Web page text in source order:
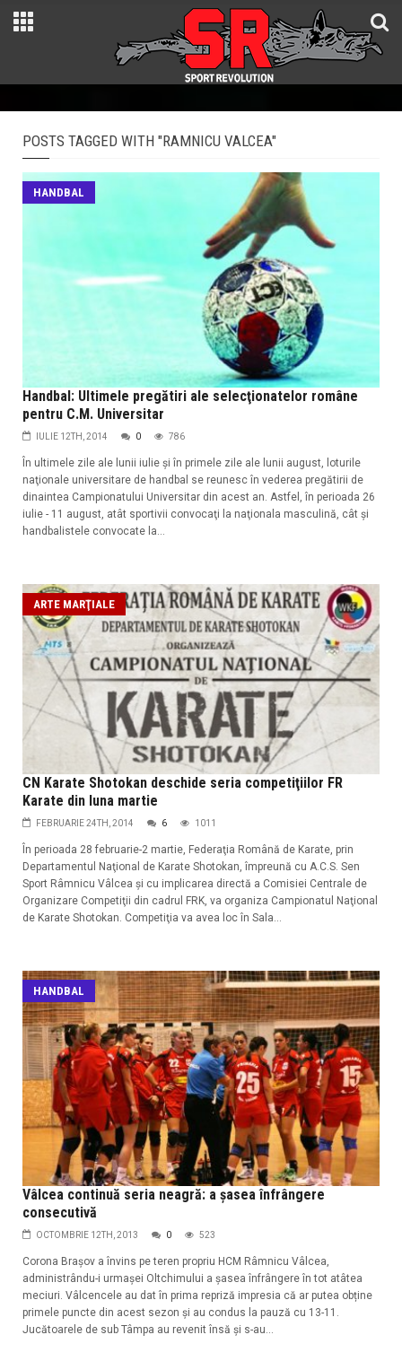
POSTS TAGGED WITH "RAMNICU VALCEA"
HANDBAL
Handbal: Ultimele pregătiri ale selecţionatelor române
pentru C.M. Universitar
IULIE 12TH, 2014 0 786
În ultimele zile ale lunii iulie şi în primele zile ale lunii august, loturile
naţionale universitare de handbal se reunesc în vederea pregătirii de
dinaintea Campionatului Universitar din acest an. Astfel, în perioada 26
iulie - 11 august, atât sportivii convocaţi la naţionala masculină, cât şi
handbalistele convocate la...
ARTE MARŢIALE
CN Karate Shotokan deschide seria competiţiilor FR
Karate din luna martie
FEBRUARIE 24TH, 2014 6 1011
În perioada 28 februarie-2 martie, Federaţia Română de Karate, prin
Departamentul Naţional de Karate Shotokan, împreună cu A.C.S. Sen
Sport Râmnicu Vâlcea şi cu implicarea directă a Comisiei Centrale de
Organizare Competiţii din cadrul FRK, va organiza Campionatul Naţional
de Karate Shotokan. Competiţia va avea loc în Sala...
HANDBAL
Vâlcea continuă seria neagră: a șasea înfrângere
consecutivă
OCTOMBRIE 12TH, 2013 0 523
Corona Brașov a învins pe teren propriu HCM Râmnicu Vâlcea,
administrându-i urmașei Oltchimului a șasea înfrângere în tot atâtea
meciuri. Vâlcencele au dat în prima repriză impresia că ar putea obține
primele puncte din acest sezon și au condus la pauză cu 13-11.
Jucătoarele de sub Tâmpa au revenit însă și s-au...